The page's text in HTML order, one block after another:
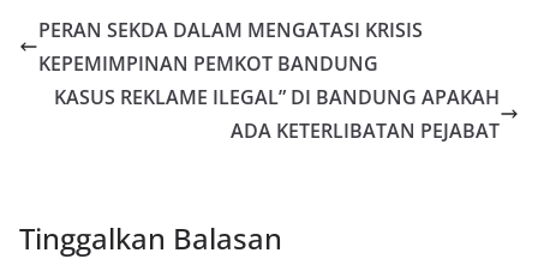
PERAN SEKDA DALAM MENGATASI KRISIS
KEPEMIMPINAN PEMKOT BANDUNG
KASUS REKLAME ILEGAL” DI BANDUNG APAKAH
ADA KETERLIBATAN PEJABAT
Tinggalkan Balasan